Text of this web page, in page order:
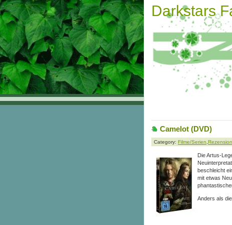
Darkstars
Camelot (DVD)
Category: Filme/Serien
Die Artus-
beschleicht
mit etwas
Anders als